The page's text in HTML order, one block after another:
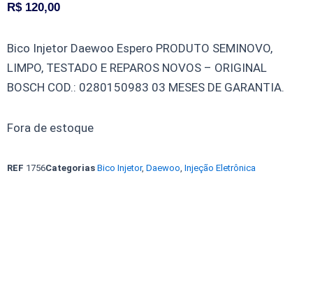
R$120,00
Bico Injetor Daewoo Espero PRODUTO SEMINOVO,
LIMPO, TESTADO E REPAROS NOVOS – ORIGINAL
BOSCH COD.: 0280150983 03 MESES DE GARANTIA.
Fora de estoque
REF 1756Categorias Bico Injetor, Daewoo Injeção Eletrônica